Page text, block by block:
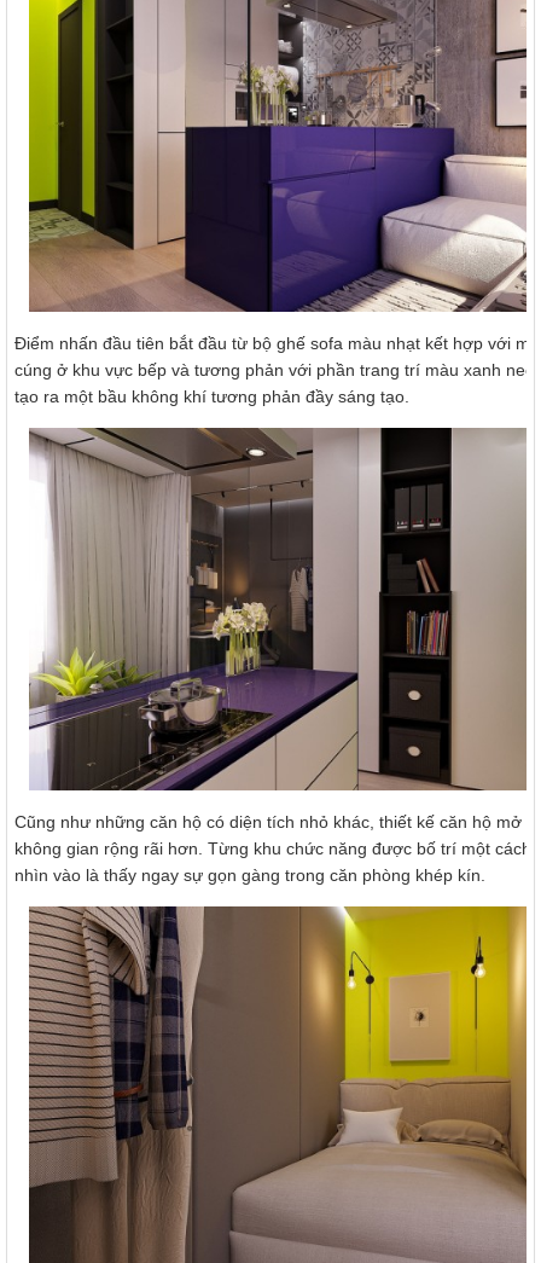
Điểm nhấn đầu tiên bắt đầu từ bộ ghế sofa màu nhạt kết hợp với
cúng ở khu vực bếp và tương phản với phần trang trí màu xanh
tạo ra một bầu không khí tương phản đầy sáng tạo.
Cũng như những căn hộ có diện tích nhỏ khác, thiết kế căn hộ mở
không gian rộng rãi hơn. Từng khu chức năng được bố trí một cách
nhìn vào là thấy ngay sự gọn gàng trong căn phòng khép kín.